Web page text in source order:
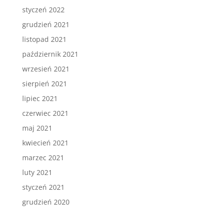
styczeń 2022
grudzień 2021
listopad 2021
październik 2021
wrzesień 2021
sierpień 2021
lipiec 2021
czerwiec 2021
maj 2021
kwiecień 2021
marzec 2021
luty 2021
styczeń 2021
grudzień 2020